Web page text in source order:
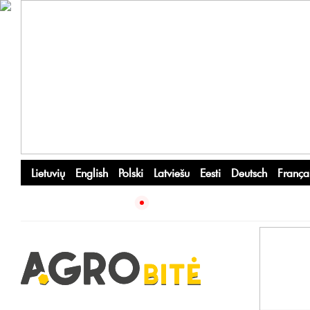
Lietuvių English Polski Latviešu Eesti Deutsch